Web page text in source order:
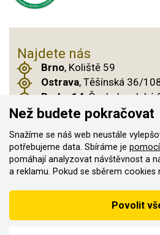
Najdete nás
Brno, Koliště 59
Ostrava, Těšínská 36/
Praha 14, Českobrodská
© 2011–2026 ASN Hakr Brno.
vyhrazena
Vytvořilo
Než budete pokračovat
Snažíme se náš web neustále
potřebujeme data. Sbíráme je
pomáhají analyzovat návštěvnost a
a reklamu. Pokud se sběrem cookies
Povolit